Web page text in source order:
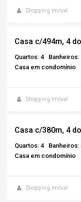
Shopping Imóvel
Casa c/494m, 4
Quartos: 4 Banheiros:
Casa em condomínio
Shopping Imóvel
Casa c/380m, 4
Quartos: 4 Banheiros:
Casa em condomínio
Shopping Imóvel